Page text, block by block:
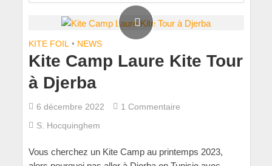
KITE FOIL • NEWS
Kite Camp Laure Kite Tour
à Djerba
6 décembre 2022
1 Commentaire
S. Hocquinghem
Vous cherchez un Kite Camp au printemps 2023,